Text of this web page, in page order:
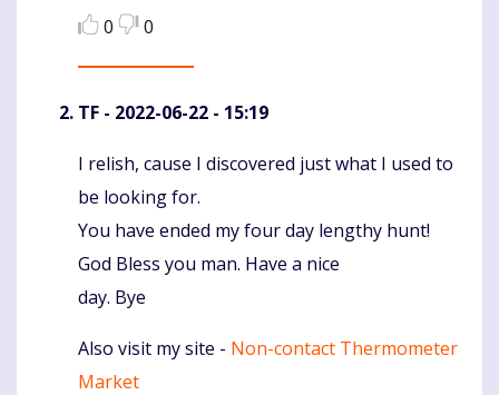
0
0
TF - 2022-06-22 - 15:19
Komentaras
I relish, cause I discovered just what I used to
be looking for.
You have ended my four day lengthy hunt!
God Bless you man. Have a nice
day. Bye
Also visit my site - Non-contact Thermometer
Market